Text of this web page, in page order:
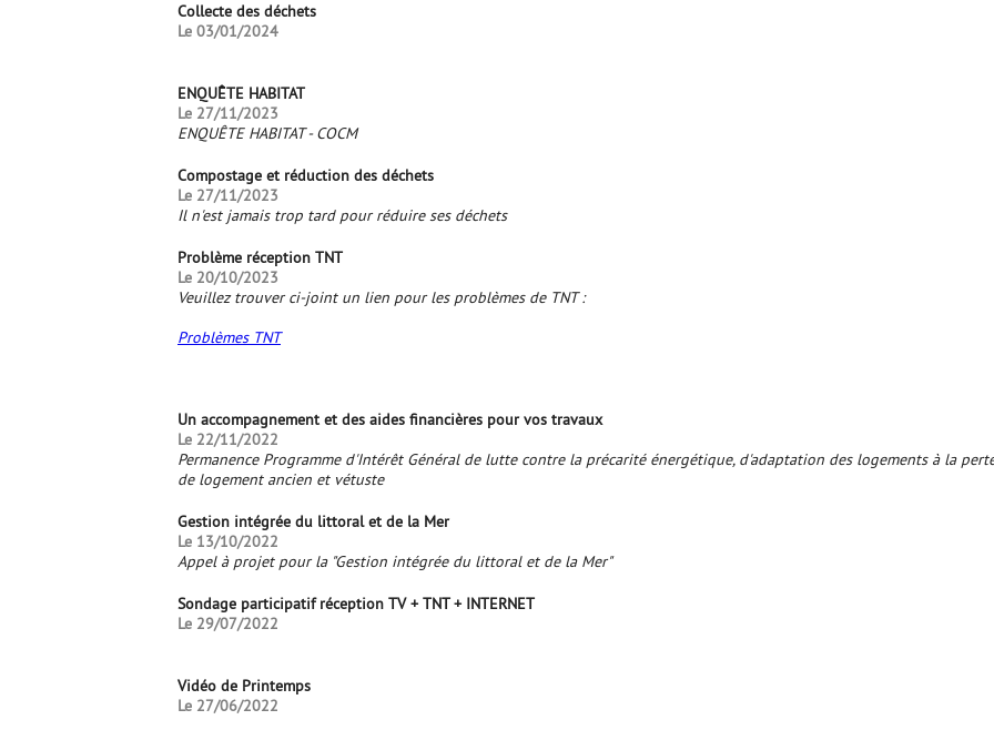
Collecte des déchets
Le 03/01/2024
ENQUÊTE HABITAT
Le 27/11/2023
ENQUÊTE HABITAT - COCM
Compostage et réduction des déchets
Le 27/11/2023
Il n'est jamais trop tard pour réduire ses déchets
Problème réception TNT
Le 20/10/2023
Veuillez trouver ci-joint un lien pour les problèmes de TNT :
Problèmes TNT
Un accompagnement et des aides financières pour vos travaux
Le 22/11/2022
Permanence Programme d'Intérêt Général de lutte contre la précarité énergétique, d'adaptation des logements à la
de logement ancien et vétuste
Gestion intégrée du littoral et de la Mer
Le 13/10/2022
Appel à projet pour la "Gestion intégrée du littoral et de la Mer"
Sondage participatif réception TV + TNT + INTERNET
Le 29/07/2022
Vidéo de Printemps
Le 27/06/2022